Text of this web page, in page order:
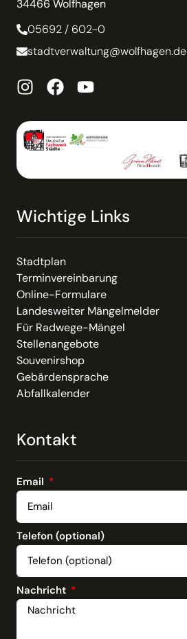
34466 Wolfhagen
05692 / 602-0
stadtverwaltung@wolfhagen.de
Wichtige Links
Stadtplan
Terminvereinbarung
Online-Formulare
Landesweiter Mängelmelder
Für Radwege-Mängel
Stellenangebote
Souvenirshop
Gebärdensprache
Abfallkalender
Kontakt
Email
Telefon (optional)
Nachricht